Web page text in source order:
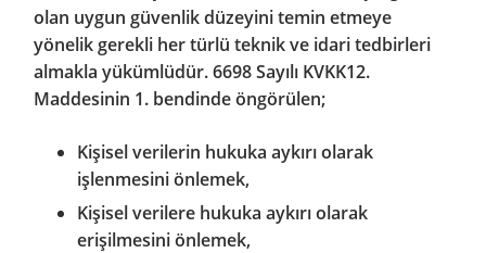
olan uygun güvenlik düzeyini temin etmeye
yönelik gerekli her türlü teknik ve idari tedbirleri
almakla yükümlüdür. 6698 Sayılı KVKK12.
Maddesinin 1. bendinde öngörülen;
Kişisel verilerin hukuka aykırı olarak
işlenmesini önlemek,
Kişisel verilere hukuka aykırı olarak
erişilmesini önlemek,